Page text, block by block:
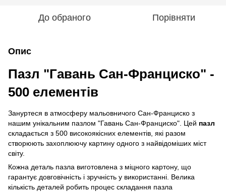
До обраного Порівняти
Опис
Пазл "Гавань Сан-Франциско" -
500 елементів
Зануртеся в атмосферу мальовничого Сан-Франциско з
нашим унікальним пазлом "Гавань Сан-Франциско". Цей пазл
складається з 500 високоякісних елементів, які разом
створюють захоплюючу картину одного з найвідоміших міст
світу.
Кожна деталь пазла виготовлена з міцного картону, що
гарантує довговічність і зручність у використанні. Велика
кількість деталей робить процес складання пазла